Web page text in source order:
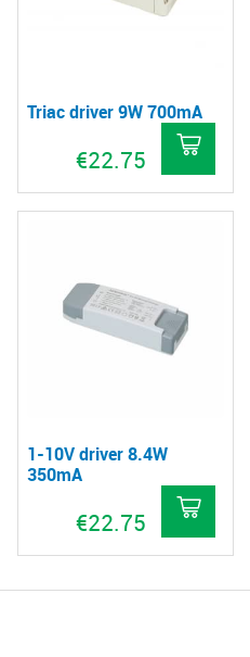
Triac driver 9W 700mA
€22.75
1-10V driver 8.4W
350mA
€22.75